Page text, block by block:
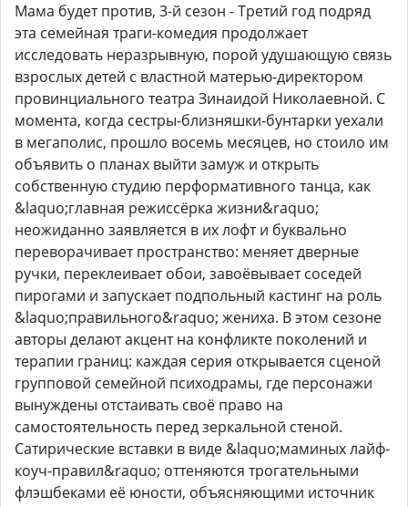
Мама будет против, 3-й сезон - Третий год подряд
эта семейная траги-комедия продолжает
исследовать неразрывную, порой удушающую связь
взрослых детей с властной матерью-директором
провинциального театра Зинаидой Николаевной. С
момента, когда сестры-близняшки-бунтарки уехали
в мегаполис, прошло восемь месяцев, но стоило им
объявить о планах выйти замуж и открыть
собственную студию перформативного танца, как
&laquo;главная режиссёрка жизни&raquo;
неожиданно заявляется в их лофт и буквально
переворачивает пространство: меняет дверные
ручки, переклеивает обои, завоёвывает соседей
пирогами и запускает подпольный кастинг на роль
&laquo;правильного&raquo; жениха. В этом сезоне
авторы делают акцент на конфликте поколений и
терапии границ: каждая серия открывается сценой
групповой семейной психодрамы, где персонажи
вынуждены отстаивать своё право на
самостоятельность перед зеркальной стеной.
Сатирические вставки в виде &laquo;маминых лайф-
коуч-правил&raquo; оттеняются трогательными
флэшбеками её юности, объясняющими источник